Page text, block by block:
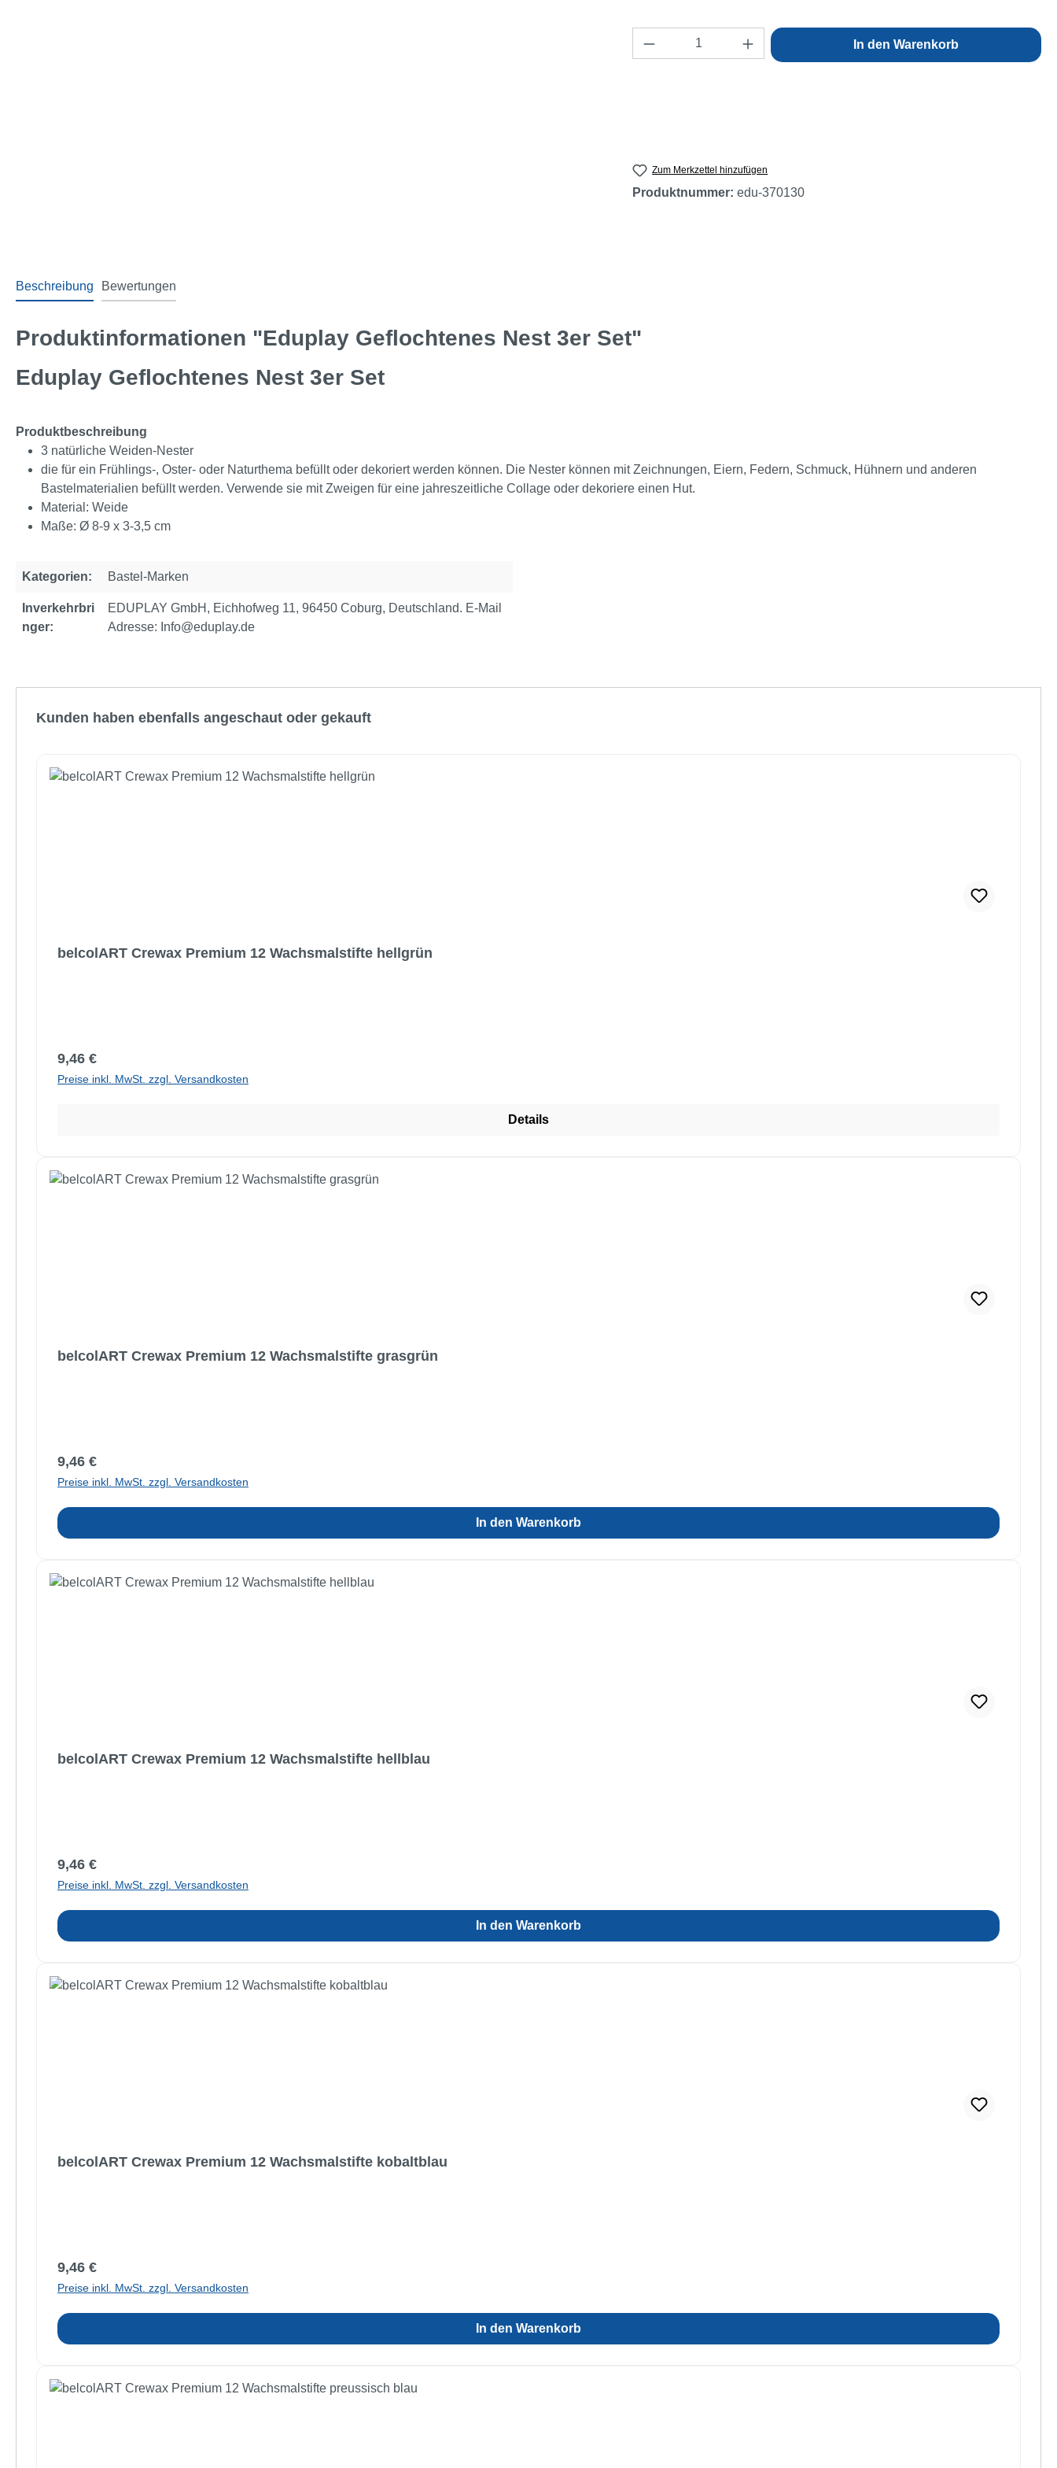
Produkt Anzahl: Gib den gewünschten Wert ein
In den Warenkorb
Zum Merkzettel hinzufügen
Produktnummer: edu-370130
Beschreibung Bewertungen
Produktinformationen "Eduplay Geflochtenes Nest 3er Set"
Eduplay Geflochtenes Nest 3er Set
Produktbeschreibung
3 natürliche Weiden-Nester
die für ein Frühlings-, Oster- oder Naturthema befüllt oder dekoriert werden können. Die Nester können mit Zeichnungen, Eiern, Federn, Schmuck, Hühnern und anderen
Bastelmaterialien befüllt werden. Verwende sie mit Zweigen für eine jahreszeitliche Collage oder dekoriere einen Hut.
Material: Weide
Maße: Ø 8-9 x 3-3,5 cm
Kategorien: Bastel-Marken
Inverkehrbri
nger:
EDUPLAY GmbH, Eichhofweg 11, 96450 Coburg, Deutschland. E-Mail
Adresse: Info@eduplay.de
Kunden haben ebenfalls angeschaut oder gekauft
belcolART Crewax Premium 12 Wachsmalstifte hellgrün
Regulärer Preis:
9,46 €
Preise inkl. MwSt. zzgl. Versandkosten
Details
belcolART Crewax Premium 12 Wachsmalstifte grasgrün
Regulärer Preis:
9,46 €
Preise inkl. MwSt. zzgl. Versandkosten
In den Warenkorb
belcolART Crewax Premium 12 Wachsmalstifte hellblau
Regulärer Preis:
9,46 €
Preise inkl. MwSt. zzgl. Versandkosten
In den Warenkorb
belcolART Crewax Premium 12 Wachsmalstifte kobaltblau
Regulärer Preis:
9,46 €
Preise inkl. MwSt. zzgl. Versandkosten
In den Warenkorb